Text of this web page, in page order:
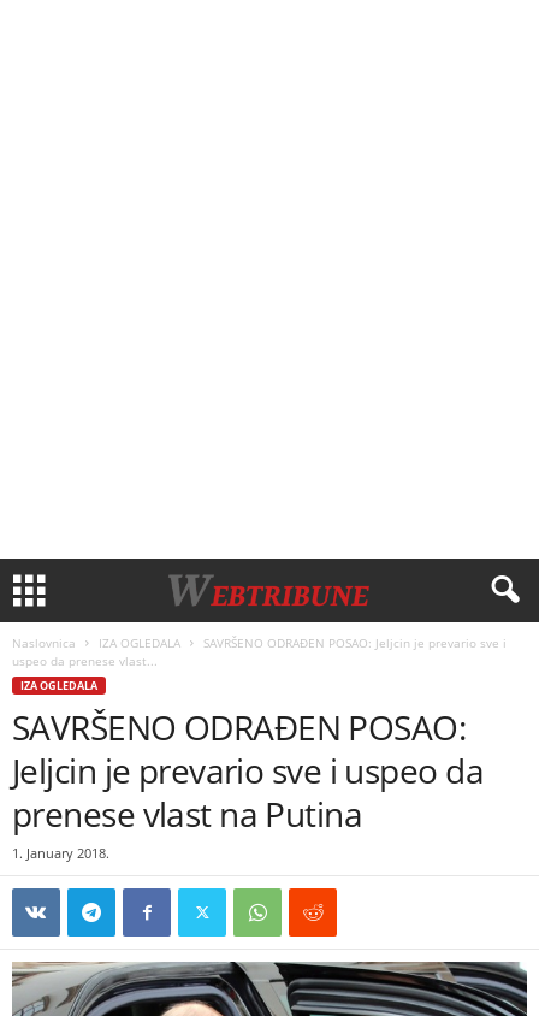
Naslovnica IZA OGLEDALA
SAVRŠENO ODRAĐEN POSAO: Jeljcin je prevario sve i
uspeo da prenese vlast...
IZA OGLEDALA
SAVRŠENO ODRAĐEN POSAO:
Jeljcin je prevario sve i uspeo da
prenese vlast na Putina
1. January 2018.